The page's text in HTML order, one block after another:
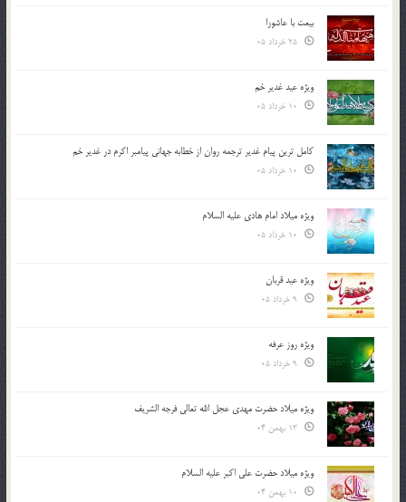
بیعت با عاشورا
ویژه عید غدیر خم
کامل ترین پیام غدیر ترجمه روان از خطابه جهانی پیامبر اکرم در غدیر خم
ویژه میلاد امام هادی علیه السلام
ویژه عید قربان
ویژه روز عرفه
ویژه میلاد حضرت مهدی عجل الله تعالی فرجه الشريف
ویژه میلاد حضرت علی اکبر علیه السلام